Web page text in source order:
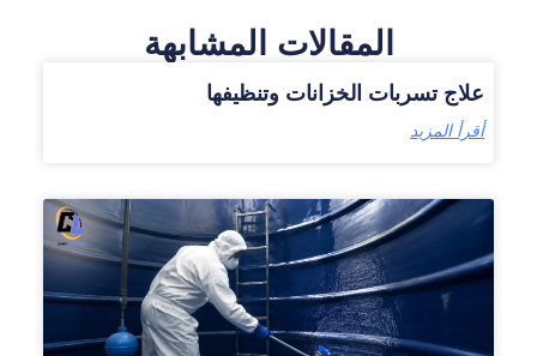
المقالات المشابهة
علاج تسربات الخزانات وتنظيفها
أقرأ المزيد